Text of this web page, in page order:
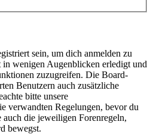
sein, um dich anmelden zu
wenigen Augenblicken erledigt und
zuzugreifen. Die Board-
Benutzern auch zusätzliche
bitte unsere
verwandten Regelungen, bevor du
die jeweiligen Forenregeln,
bewegst.